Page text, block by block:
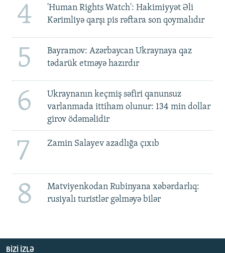
4
'Human Rights Watch': Hakimiyyət Əli
Kərimliyə qarşı pis rəftara son qoymalıdır
5
Bayramov: Azərbaycan Ukraynaya qaz
tədarük etməyə hazırdır
6
Ukraynanın keçmiş səfiri qanunsuz
varlanmada ittiham olunur: 134 min dollar
girov ödəməlidir
7 Zamin Salayev azadlığa çıxıb
8
Matviyenkodan Rubinyana xəbərdarlıq:
rusiyalı turistlər gəlməyə bilər
BIZI IZLƏ